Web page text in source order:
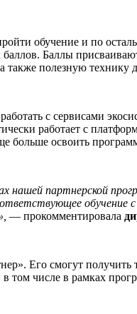
обучение и по
Баллы
также полезную технику
с сервисами
работает с
больше освоить
нашей партнерской
— прокомментировала
Его смогут
том числе в рамках